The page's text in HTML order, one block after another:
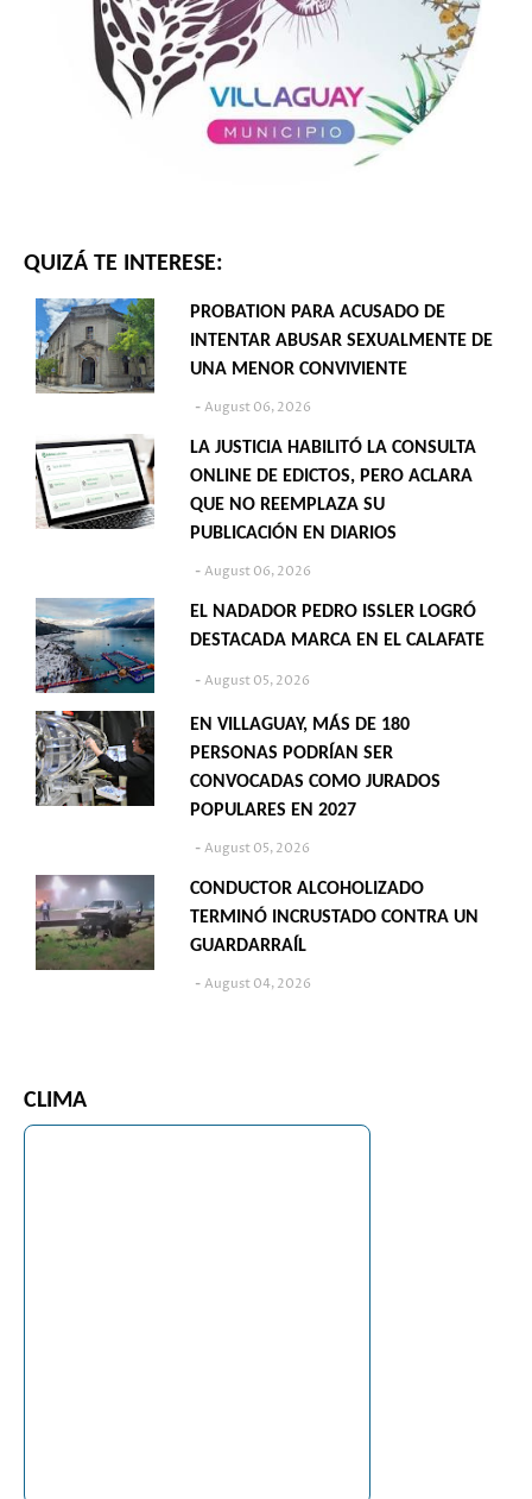
QUIZÁ TE INTERESE:
PROBATION PARA ACUSADO DE
INTENTAR ABUSAR SEXUALMENTE DE
UNA MENOR CONVIVIENTE
August 06, 2026
LA JUSTICIA HABILITÓ LA CONSULTA
ONLINE DE EDICTOS, PERO ACLARA
QUE NO REEMPLAZA SU
PUBLICACIÓN EN DIARIOS
August 06, 2026
EL NADADOR PEDRO ISSLER LOGRÓ
DESTACADA MARCA EN EL CALAFATE
August 05, 2026
EN VILLAGUAY, MÁS DE 180
PERSONAS PODRÍAN SER
CONVOCADAS COMO JURADOS
POPULARES EN 2027
August 05, 2026
CONDUCTOR ALCOHOLIZADO
TERMINÓ INCRUSTADO CONTRA UN
GUARDARRAÍL
August 04, 2026
CLIMA